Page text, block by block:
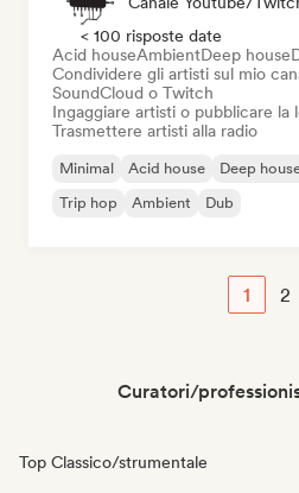
< 100 risposte date
Acid houseAmbientDeep house
Condividere gli artisti sul mio
SoundCloud o Twitch
Ingaggiare artisti o pubblicare la
Trasmettere artisti alla radio
Minimal Acid house Deep
Trip hop
Ambient Dub
1 2
Curatori/
Top Classico/strumentale